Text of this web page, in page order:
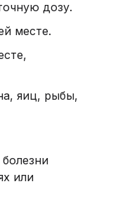
дозу.
месте.
яиц, рыбы,
или